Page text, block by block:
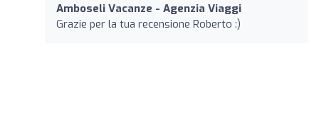
Amboseli Vacanze - Agenzia Viaggi
Grazie per la tua recensione Roberto :)